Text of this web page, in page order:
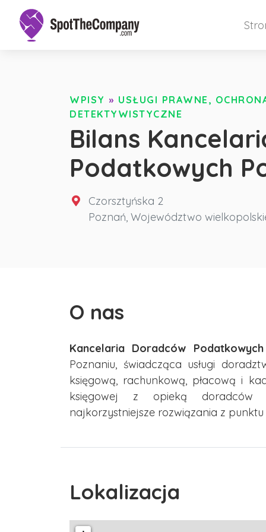
WPISY » USŁUGI PRAWNE,
DETEKTYWISTYCZNE
Bilans
Podatkowych
Czorsztyńska 2
Poznań, Województwo
O nas
Kancelaria Doradców
Poznaniu, świadcząca usługi
księgową, rachunkową, płacową i
księgowej z opieką doradców
najkorzystniejsze rozwiązania z punktu
Lokalizacja